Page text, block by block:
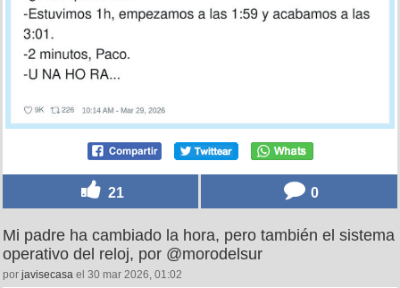
21 0
Mi padre ha cambiado la hora, pero también el sistema
operativo del reloj, por @morodelsur
por javisecasa el 30 mar 2026, 01:02